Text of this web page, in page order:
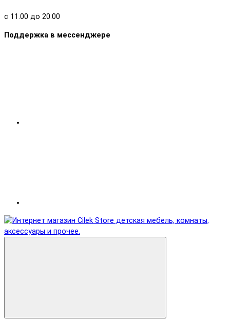
с 11.00 до 20.00
Поддержка в мессенджере